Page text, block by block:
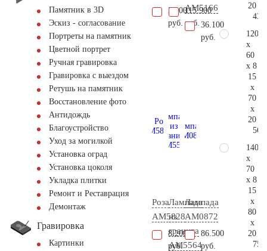
Памятник в 3D
Эскиз - согласование
Портреты на памятник
Цветной портрет
Ручная гравировка
Гравировка с выездом
Ретушь на памятник
Восстановление фото
Антидождь
Благоустройство
Уход за могилкой
Установка оград
Установка цоколя
Укладка плитки
Ремонт и Реставрация
Демонтаж
Гравировка
Картинки
2.000
руб.
115.900
руб.
AM5166
36.100
руб.
Роза
AM5828
8.200
руб.
Лампада
из
гранита
AM5564
Лампада
AM0872
86.500
руб.
20
120
x
60
x 8
15
x
70
x
20
140
x
70
x 8
15
x
80
x
20